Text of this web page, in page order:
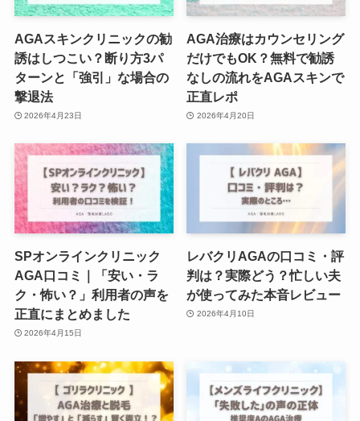
AGAスキンクリニックの勧
誘はしつこい？断り方3パ
ターンと「強引」な場合の
撃退法
2026年4月23日
AGA治療はカウンセリング
だけでもOK？無料で勧誘
なしの流れをAGAスキンで
正直レポ
2026年4月20日
SPオンラインクリニック
AGA口コミ｜「安い・ラ
ク・怖い？」利用者の声を
正直にまとめました
2026年4月15日
レバクリAGAの口コミ・評
判は？実際どう？忙しい夫
が使ってみた本音レビュー
2026年4月10日